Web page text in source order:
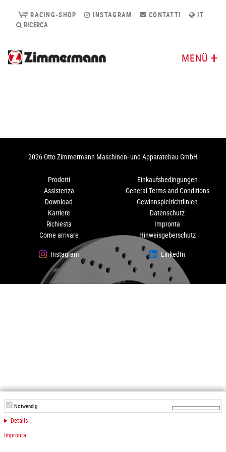
Notwendig
Details
Impronta
RACING-SHOP INSTAGRAM CONTATTI
IT
RICERCA
MENÜ
2026 Otto Zimmermann Maschinen- und Apparatebau GmbH
Prodotti
Assistenza
Download
Karriere
Richiesta
Come arrivare
Einkaufsbedingungen
General Terms and Conditions
Gewinnspielrichtlinien
Datenschutz
Impronta
Hinweisgeberschutz
Instagram
LinkedIn